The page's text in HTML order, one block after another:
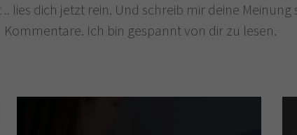
lies dich jetzt rein. Und schreib mir deine Meinung
Kommentare. Ich bin gespannt von dir zu lesen.